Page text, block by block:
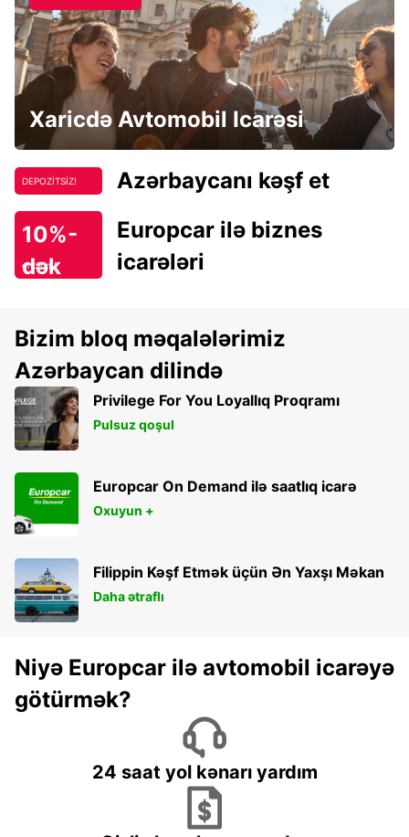
Xaricdə Avtomobil Icarəsi
DEPOZİTSİZ! Azərbaycanı kəşf et
10%-
dək
endirim!
Europcar ilə biznes
icarələri
Bizim bloq məqalələrimiz
Azərbaycan dilində
Privilege For You Loyallıq Proqramı
Pulsuz qoşul
Europcar On Demand ilə saatlıq icarə
Oxuyun +
Filippin Kəşf Etmək üçün Ən Yaxşı Məkan
Daha ətraflı
Niyə Europcar ilə avtomobil icarəyə
götürmək?
24 saat yol kənarı yardım